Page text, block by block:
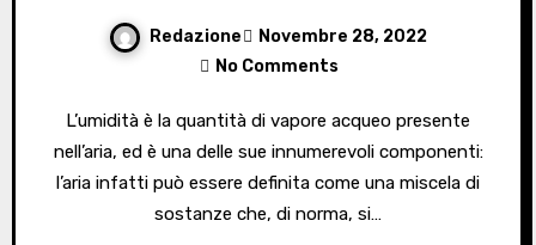
Redazione
Novembre 28, 2022
No Comments
L’umidità è la quantità di vapore acqueo presente
nell’aria, ed è una delle sue innumerevoli componenti:
l’aria infatti può essere definita come una miscela di
sostanze che, di norma, si…